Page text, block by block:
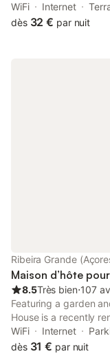
WiFi
Internet
dès 32 € par nuit
Ribeira Grande
Maison d’hôte
8.5Très bien⋅107
Featuring a garden
House is a recently
Grande, 700 metres
inner courtyard
WiFi Internet
dès 31 € par nuit